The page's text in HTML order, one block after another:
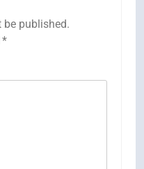
published.
*